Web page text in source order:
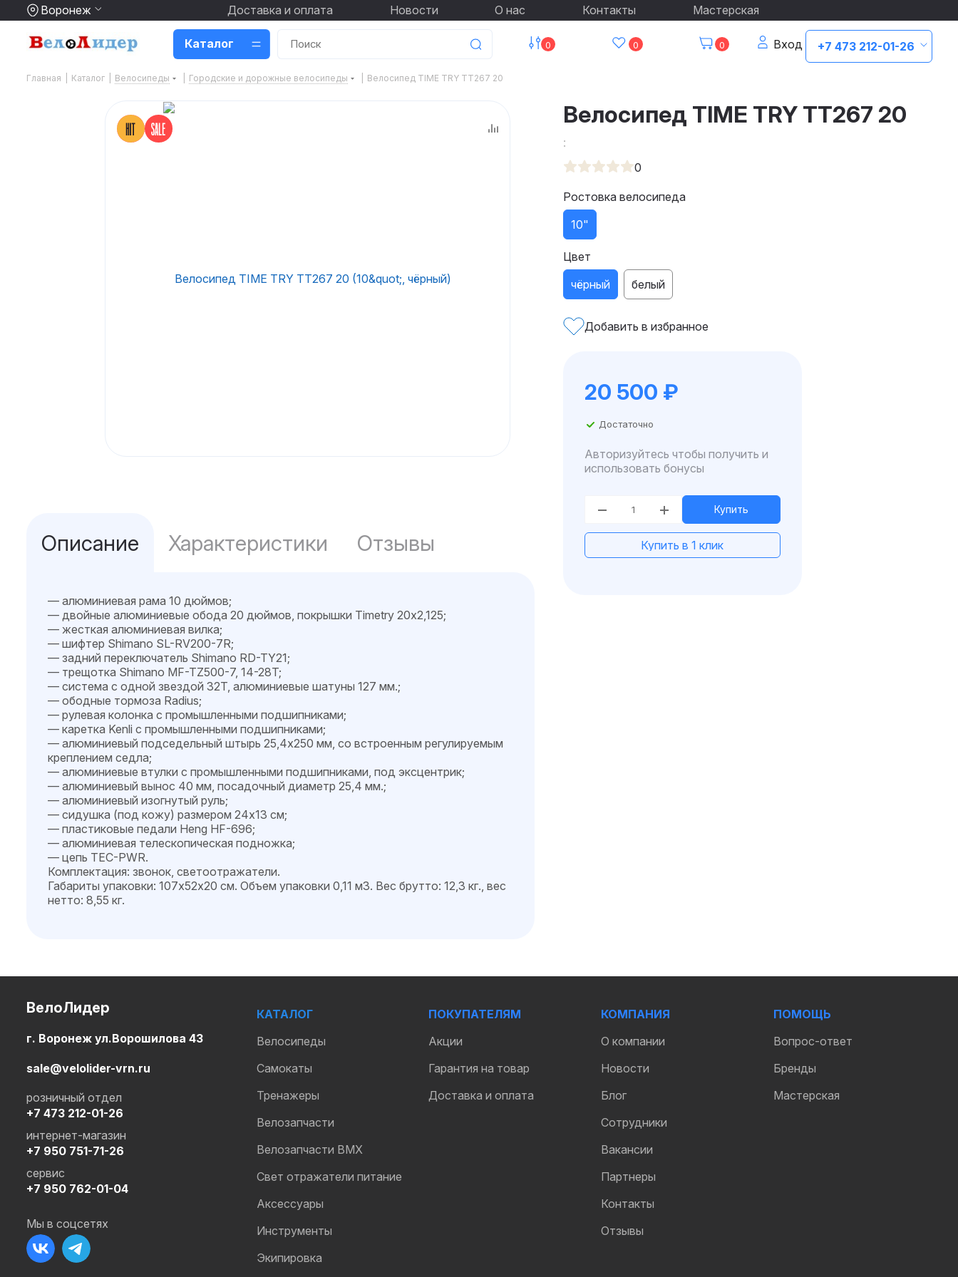
Воронеж Доставка и оплата Новости О нас Контакты Мастерская
Каталог +7 473 212-01-26
Вход
0 0 0
Главная Каталог Велосипеды Городские и дорожные велосипеды Велосипед TIME TRY TT267 20
Велосипед TIME TRY TT267 20
:
0
Ростовка велосипеда
10"
Цвет
чёрный
белый
Добавить в избранное
20 500 ₽
Достаточно
Авторизуйтесь чтобы получить и
использовать бонусы
Купить
Купить в 1 клик
Описание Характеристики Отзывы
— алюминиевая рама 10 дюймов;
— двойные алюминиевые обода 20 дюймов, покрышки Timetry 20х2,125;
— жесткая алюминиевая вилка;
— шифтер Shimano SL-RV200-7R;
— задний переключатель Shimano RD-TY21;
— трещотка Shimano MF-TZ500-7, 14-28T;
— система с одной звездой 32T, алюминиевые шатуны 127 мм.;
— ободные тормоза Radius;
— рулевая колонка с промышленными подшипниками;
— каретка Kenli с промышленными подшипниками;
— алюминиевый подседельный штырь 25,4х250 мм, со встроенным регулируемым
креплением седла;
— алюминиевые втулки с промышленными подшипниками, под эксцентрик;
— алюминиевый вынос 40 мм, посадочный диаметр 25,4 мм.;
— алюминиевый изогнутый руль;
— сидушка (под кожу) размером 24х13 см;
— пластиковые педали Heng HF-696;
— алюминиевая телескопическая подножка;
— цепь TEC-PWR.
Комплектация: звонок, светоотражатели.
Габариты упаковки: 107х52х20 см. Объем упаковки 0,11 м3. Вес брутто: 12,3 кг., вес
нетто: 8,55 кг.
ВелоЛидер
г. Воронеж ул.Ворошилова 43
sale@velolider-vrn.ru
+7 473 212-01-26
розничный отдел
+7 950 751-71-26
интернет-магазин
+7 950 762-01-04
сервис
Мы в соцсетях
КАТАЛОГ
Велосипеды
Самокаты
Тренажеры
Велозапчасти
Велозапчасти BMX
Свет отражатели питание
Аксессуары
Инструменты
Экипировка
ПОКУПАТЕЛЯМ
Акции
Гарантия на товар
Доставка и оплата
КОМПАНИЯ
О компании
Новости
Блог
Сотрудники
Вакансии
Партнеры
Контакты
Отзывы
ПОМОЩЬ
Вопрос-ответ
Бренды
Мастерская